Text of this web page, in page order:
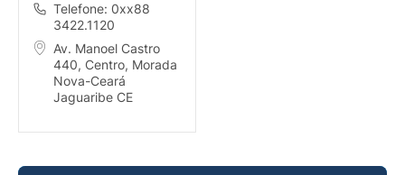
Telefone: 0xx88
3422.1120
Av. Manoel Castro
440, Centro, Morada
Nova-Ceará
Jaguaribe CE